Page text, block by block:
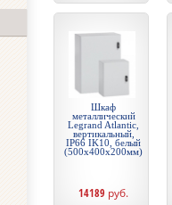
Шкаф
металлический
Legrand Atlantic,
вертикальный,
IP66 IK10, белый
(500x400x200мм)
14189 руб.